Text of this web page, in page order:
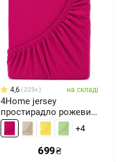
4,6 223x на складі
4Home jersey
простирадло рожевий,
180 x 200 см
+4
699₴